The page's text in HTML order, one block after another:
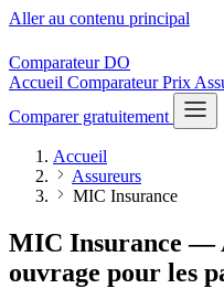
Aller au contenu principal
ComparateurDO
Accueil ComparateurPrix
Comparer gratuitement
Accueil
Assureurs
MIC Insurance
MIC Insurance —
ouvrage pour les